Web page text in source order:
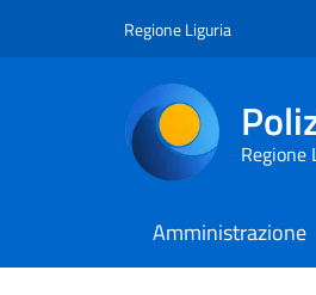
Regione Liguria
Regione
Amministrazione